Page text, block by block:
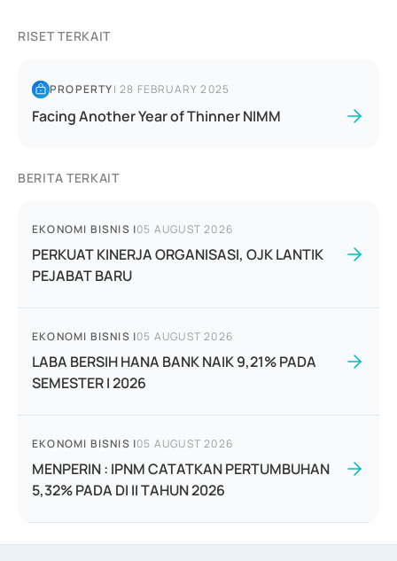
RISET TERKAIT
PROPERTY|28 FEBRUARY 2025
Facing Another Year of Thinner NIMM
BERITA TERKAIT
EKONOMI BISNIS |05 AUGUST 2026
PERKUAT KINERJA ORGANISASI, OJK LANTIK
PEJABAT BARU
EKONOMI BISNIS |05 AUGUST 2026
LABA BERSIH HANA BANK NAIK 9,21% PADA
SEMESTER I 2026
EKONOMI BISNIS |05 AUGUST 2026
MENPERIN : IPNM CATATKAN PERTUMBUHAN
5,32% PADA DI II TAHUN 2026